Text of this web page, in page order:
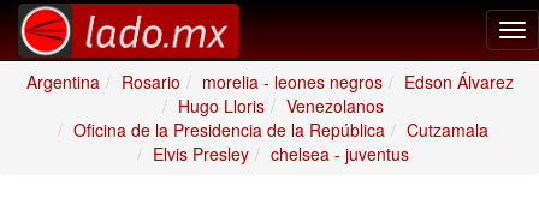
Argentina
Rosario morelia - leones negros
Edson Álvarez
Hugo Lloris
Venezolanos
Oficina de la Presidencia de la República
Cutzamala
Elvis Presley
chelsea - juventus